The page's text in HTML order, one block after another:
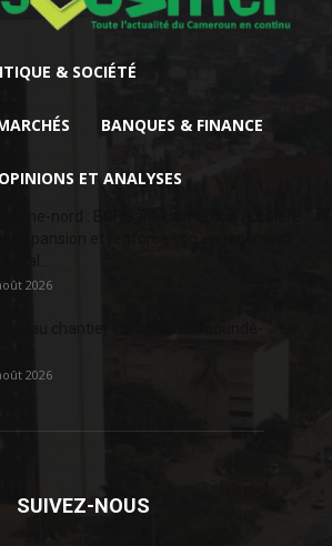
& SOCIÉTÉ
BANQUES & FINANCE
OPINIONS ET ANALYSES
2026
2026
SUIVEZ-NOUS